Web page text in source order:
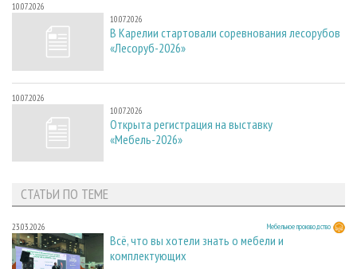
10.07.2026
10.07.2026
В Карелии стартовали соревнования лесорубов
«Лесоруб-2026»
10.07.2026
10.07.2026
Открыта регистрация на выставку
«Мебель-2026»
СТАТЬИ ПО ТЕМЕ
23.03.2026 Мебельное производство
Всё, что вы хотели знать о мебели и
комплектующих